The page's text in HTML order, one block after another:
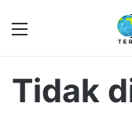
Tidak